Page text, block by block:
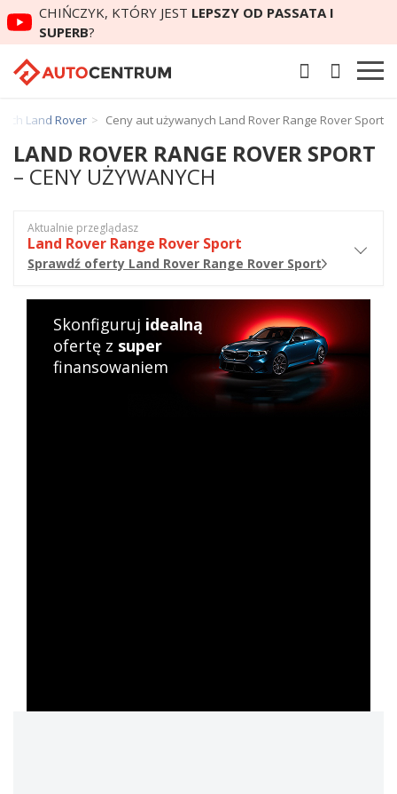
CHIŃCZYK, KTÓRY JEST LEPSZY OD PASSATA I
SUPERB?
Land Rover Ceny aut używanych Land Rover Range Rover Sport
LAND ROVER RANGE ROVER SPORT
– CENY UŻYWANYCH
Aktualnie przeglądasz
Land Rover Range Rover Sport
Sprawdź oferty Land Rover Range Rover Sport
Skonfiguruj idealną
ofertę z super
finansowaniem